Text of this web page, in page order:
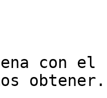
con el
obtener.